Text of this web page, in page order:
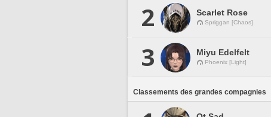
2 Scarlet Rose
Spriggan [Chaos]
3 Miyu Edelfelt
Phoenix [Light]
Classements des grandes compagnies